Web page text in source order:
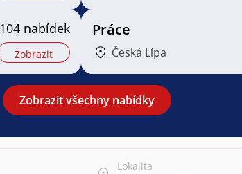
104 nabídek
Zobrazit
Práce
Česká Lípa
Zobrazit všechny nabídky
Lokalita